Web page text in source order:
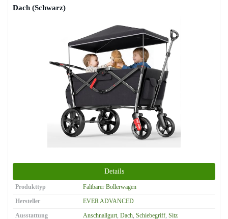
Dach (Schwarz)
Details
Produkttyp
Faltbarer Bollerwagen
Hersteller
EVER ADVANCED
Ausstattung
Anschnallgurt, Dach, Schiebegriff, Sitz